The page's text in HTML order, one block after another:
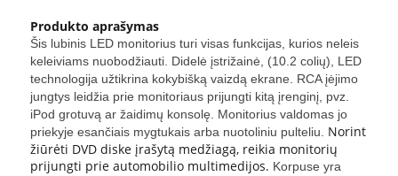
Produkto aprašymas
Šis lubinis LED monitorius turi visas funkcijas, kurios neleis
keleiviams nuobodžiauti. Didelė įstrižainė, (10.2 colių), LED
technologija užtikrina kokybišką vaizdą ekrane. RCA įėjimo
jungtys leidžia prie monitoriaus prijungti kitą įrenginį, pvz.
iPod grotuvą ar žaidimų konsolę. Monitorius valdomas jo
priekyje esančiais mygtukais arba nuotoliniu pulteliu. Norint
žiūrėti DVD diske įrašytą medžiagą, reikia monitorių
prijungti prie automobilio multimedijos. Korpuse yra